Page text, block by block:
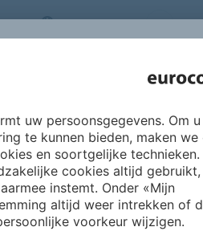
NEDERLANDS
INSPIRATIE &
REFERENTIES
MUSEUM
uw persoonsgegevens. Om u
te kunnen bieden, maken we
en soortgelijke technieken.
cookies altijd gebruikt,
instemt. Onder «Mijn
altijd weer intrekken of
voorkeur wijzigen.